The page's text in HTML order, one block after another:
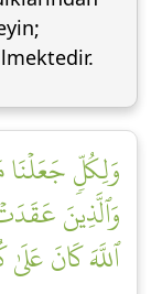
وَلِكُلّٖ جَعَلۡنَا
وَٱلَّذِينَ
ٱللَّهَ كَانَ